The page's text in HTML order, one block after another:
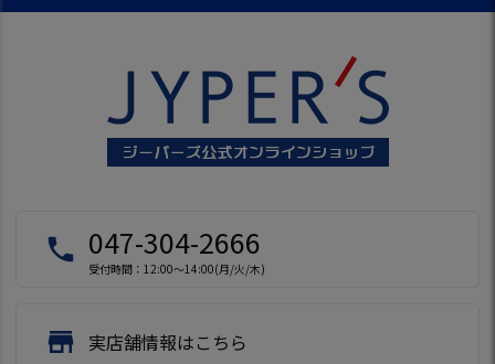
local_phone 047-304-2666
受付時間：12:00～14:00(月/火/木)
store 実店舗情報はこちら